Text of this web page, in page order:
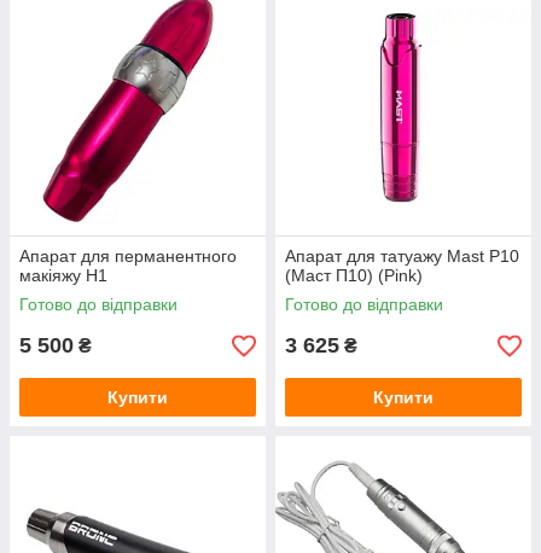
Апарат для перманентного
макіяжу Н1
Готово до відправки
5 500 ₴
Купити
Апарат для татуажу Mast P10
(Маст П10) (Pink)
Готово до відправки
3 625 ₴
Купити